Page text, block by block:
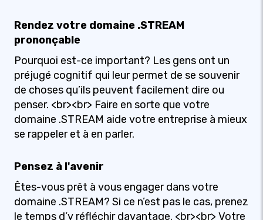
Rendez votre domaine .STREAM
prononçable
Pourquoi est-ce important? Les gens ont un
préjugé cognitif qui leur permet de se souvenir
de choses qu’ils peuvent facilement dire ou
penser. <br><br> Faire en sorte que votre
domaine .STREAM aide votre entreprise à mieux
se rappeler et à en parler.
Pensez à l'avenir
Êtes-vous prêt à vous engager dans votre
domaine .STREAM? Si ce n’est pas le cas, prenez
le temps d’y réfléchir davantage. <br><br> Votre